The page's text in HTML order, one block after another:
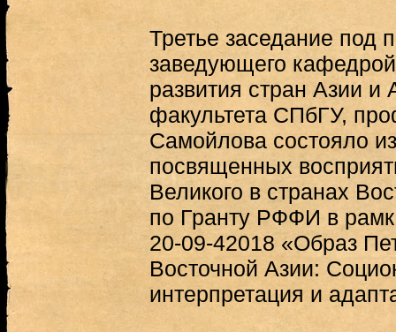
Третье заседание под
заведующего
развития стран Азии и
факультета СПбГУ,
Самойлова состояло
посвященных
Великого в странах
по Гранту РФФИ в
20-09-42018 «Образ
Восточной Азии:
интерпретация и